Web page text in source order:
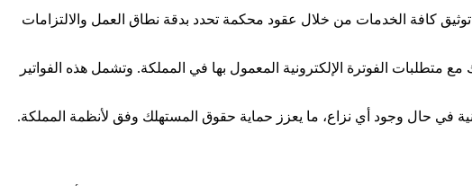
كافة الخدمات من خلال عقود محكمة تحدد بدقة نطاق العمل والالتزامات
متطلبات الفوترة الإلكترونية المعمول بها في المملكة. وتشمل هذه الفواتير
في حال وجود أي نزاع، ما يعزز حماية حقوق المستهلك وفق لأنظمة المملكة.